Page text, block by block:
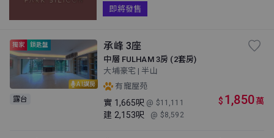
即將發售
AI講房
獨家 鎖匙盤
露台
承峰 3座
中層 FULHAM 3房 (2套房)
大埔豪宅 | 半山
有寵屋苑
實 1,665呎 @ $11,111
建 2,153呎 @ $8,592
$ 1,850萬